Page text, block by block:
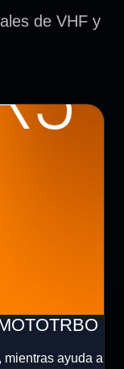
de VHF y
mientras ayuda a